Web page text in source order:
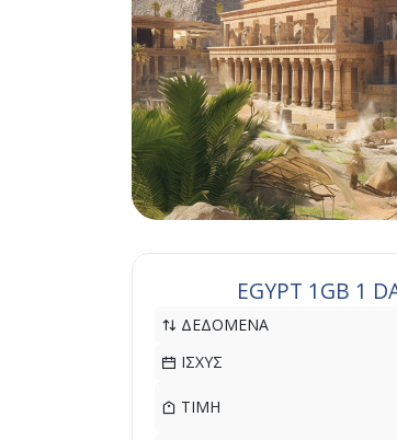
EGYPT 1GB 1
ΔΕΔΟΜΕΝΑ
ΙΣΧΥΣ
ΤΙΜΗ